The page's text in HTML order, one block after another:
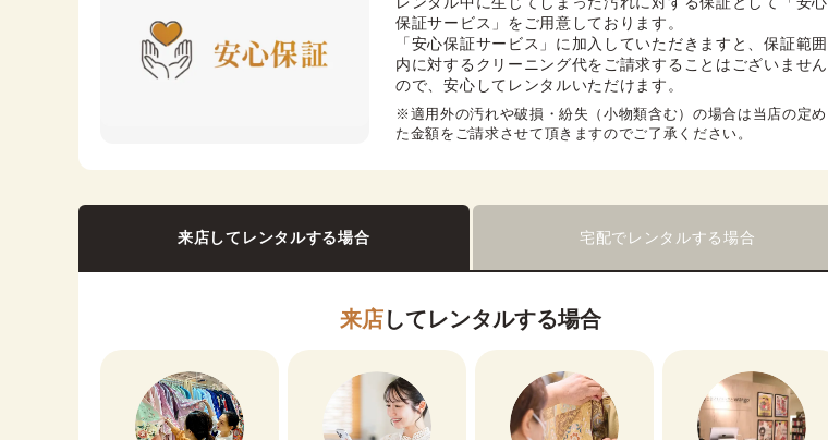
保証サービス」をご用意しております。
「安心保証サービス」に加入していただきますと、保証範囲
内に対するクリーニング代をご請求することはございません
ので、安心してレンタルいただけます。
※適用外の汚れや破損・紛失（小物類含む）の場合は当店の定め
た金額をご請求させて頂きますのでご了承ください。
来店してレンタルする場合 宅配でレンタルする場合
来店してレンタルする場合